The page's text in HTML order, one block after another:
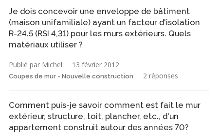
Je dois concevoir une enveloppe de bâtiment
(maison unifamiliale) ayant un facteur d'isolation
R-24.5 (RSI 4,31) pour les murs extérieurs. Quels
matériaux utiliser ?
Publié par Michel 13 février 2012
Coupes de mur - Nouvelle construction 2 réponses
Comment puis-je savoir comment est fait le mur
extérieur, structure, toit, plancher, etc., d'un
appartement construit autour des années 70?